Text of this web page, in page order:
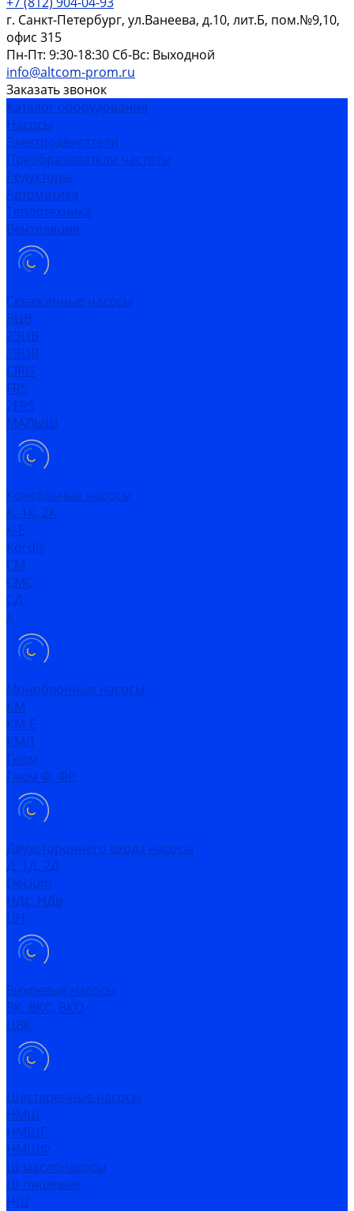
г. Санкт-Петербург, ул.Ванеева, д.10, лит.Б, пом.№9,10,
офис 315
Пн-Пт: 9:30-18:30 Cб-Вс: Выходной
info@altcom-prom.ru
Заказать звонок
Каталог оборудования
Насосы
Электродвигатели
Преобразователи частоты
Редукторы
Автоматика
Теплотехника
Вентиляция
Скважинные насосы
ЭЦВ
2ЭЦВ
3ЭЦВ
CIRIS
FRS
2FRS
МАЛЫШ
Консольные насосы
К, 1К, 2К
К-Е
Kordis
СМ
СМС
СД
Х
Моноблочные насосы
КМ
КМ-Е
КМЛ
Гном
Гном Ф, ФР
Двухстороннего входа насосы
Д, 1Д, 2Д
DeLium
НДс, НДв
ЦН
Вихревые насосы
ВК, ВКС, ВКО
ЦВК
Шестеренные насосы
НМШ
НМШГ
НМШФ
Ш маслонасосы
Ш пищевые
НШ